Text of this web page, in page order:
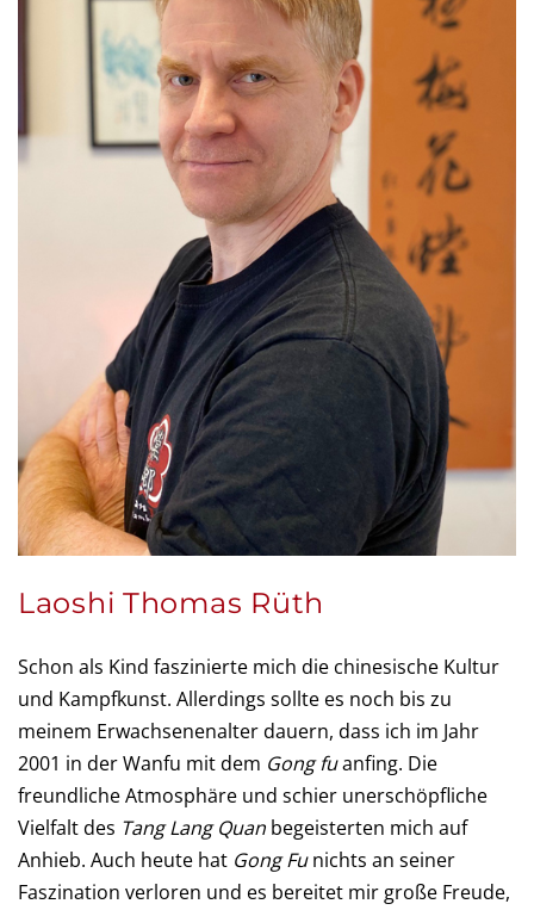
Laoshi Thomas Rüth
Schon als Kind faszinierte mich die chinesische Kultur
und Kampfkunst. Allerdings sollte es noch bis zu
meinem Erwachsenenalter dauern, dass ich im Jahr
2001 in der Wanfu mit dem Gong fuanfing. Die
freundliche Atmosphäre und schier unerschöpfliche
Vielfalt des Tang Lang Quan begeisterten mich auf
Anhieb. Auch heute hat Gong Funichts an seiner
Faszination verloren und es bereitet mir große Freude,